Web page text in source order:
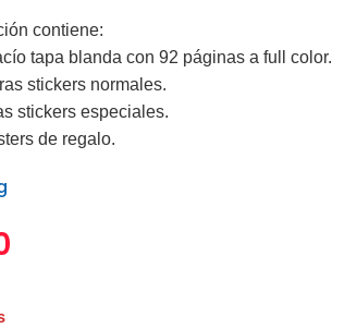
contiene:
tapa blanda con 92 páginas a full color.
stickers normales.
stickers especiales.
de regalo.